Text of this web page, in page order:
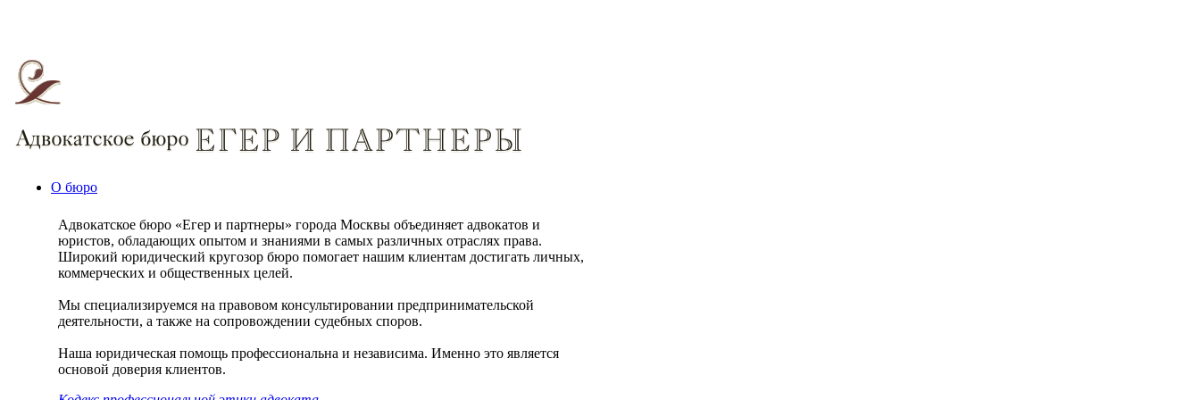
О бюро
Адвокатское бюро «Егер и партнеры» города Москвы объединяет адвокатов и
юристов, обладающих опытом и знаниями в самых различных отраслях права.
Широкий юридический кругозор бюро помогает нашим клиентам достигать личных,
коммерческих и общественных целей.
Мы специализируемся на правовом консультировании предпринимательской
деятельности, а также на сопровождении судебных споров.
Наша юридическая помощь профессиональна и независима. Именно это является
основой доверия клиентов.